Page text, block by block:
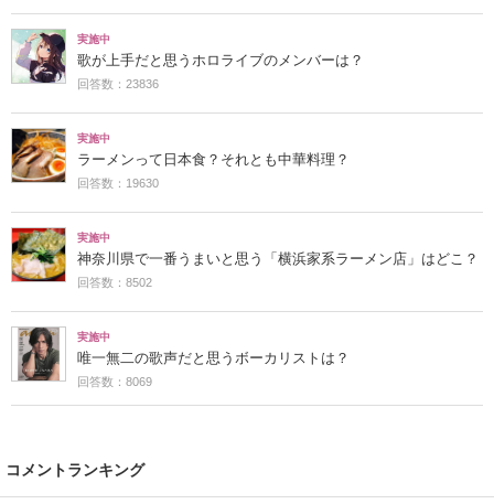
実施中
歌が上手だと思うホロライブのメンバーは？
回答数：23836
実施中
ラーメンって日本食？それとも中華料理？
回答数：19630
実施中
神奈川県で一番うまいと思う「横浜家系ラーメン店」はどこ？
回答数：8502
実施中
唯一無二の歌声だと思うボーカリストは？
回答数：8069
コメントランキング